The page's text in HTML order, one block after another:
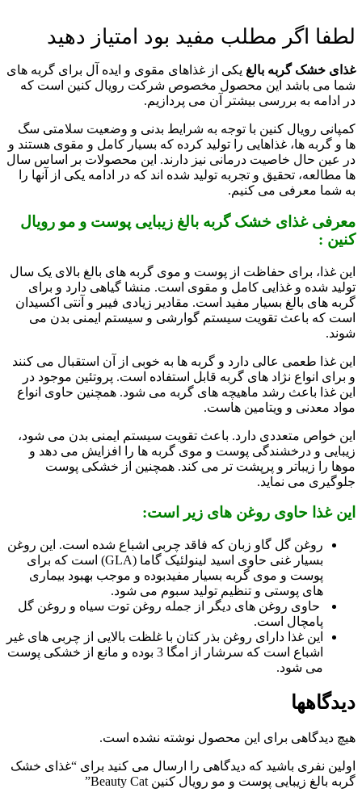
لطفا اگر مطلب مفید بود امتیاز دهید
غذای خشک گربه بالغ یکی از غذاهای مقوی و ایده آل برای گربه های
شما می باشد این محصول مخصوص شرکت رویال کنین است که
در ادامه به بررسی بیشتر آن می پردازیم.
کمپانی رویال کنین با توجه به شرایط بدنی و وضعیت سلامتی سگ
ها و گربه ها، غذاهایی را تولید کرده که بسیار کامل و مقوی هستند و
در عین حال خاصیت درمانی نیز دارند. این محصولات بر اساس سال
ها مطالعه، تحقیق و تجربه تولید شده اند که در ادامه یکی از آنها را
به شما معرفی می کنیم.
معرفی غذای خشک گربه بالغ زیبایی پوست و مو رویال
کنین :
این غذا، برای حفاظت از پوست و موی گربه های بالغ بالای یک سال
تولید شده و غذایی کامل و مقوی است. منشا گیاهی دارد و برای
گربه های بالغ بسیار مفید است. مقادیر زیادی فیبر و آنتی اکسیدان
است که باعث تقویت سیستم گوارشی و سیستم ایمنی بدن می
شوند.
این غذا طعمی عالی دارد و گربه ها به خوبی از آن استقبال می کنند
و برای انواع نژاد های گربه قابل استفاده است. پروتئین موجود در
این غذا باعث رشد ماهیچه های گربه می شود. همچنین حاوی انواع
مواد معدنی و ویتامین هاست.
این خواص متعددی دارد. باعث تقویت سیستم ایمنی بدن می شود،
زیبایی و درخشندگی پوست و موی گربه ها را افزایش می دهد و
موها را زیباتر و پرپشت تر می کند. همچنین از خشکی پوست
جلوگیری می نماید.
این غذا حاوی روغن های زیر است:
روغن گل گاو زبان که فاقد چربی اشباع شده است. این روغن
بسیار غنی حاوی اسید لینولئیک گاما (GLA) است که برای
پوست و موی گربه بسیار مفیدبوده و موجب بهبود بیماری
های پوستی و تنظیم تولید سبوم می شود.
حاوی روغن های دیگر از جمله روغن توت سیاه و روغن گل
پامچال است.
این غذا دارای روغن بذر کتان با غلظت بالایی از چربی های غیر
اشباع است که سرشار از امگا 3 بوده و مانع از خشکی پوست
می شود.
دیدگاهها
هیچ دیدگاهی برای این محصول نوشته نشده است.
اولین نفری باشید که دیدگاهی را ارسال می کنید برای “غذای خشک
گربه بالغ زیبایی پوست و مو رویال کنین Beauty Cat”